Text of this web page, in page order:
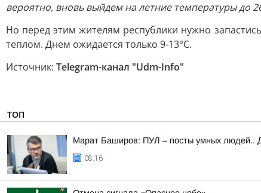
вероятно, вновь выйдем на летние температуры до
Но перед этим жителям республики нужно
теплом. Днем ожидается только 9-13°С.
Источник: Telegram-канал "Udm-Info"
ТОП
Марат Баширов: ПУЛ – посты умных людей..
08:16